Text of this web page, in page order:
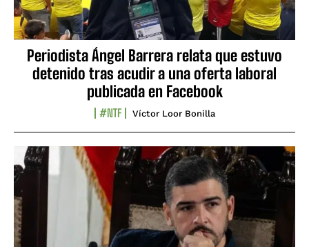
Periodista Ángel Barrera relata que estuvo
detenido tras acudir a una oferta laboral
publicada en Facebook
#NTF Víctor Loor Bonilla